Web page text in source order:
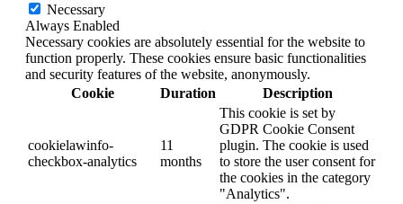
Necessary
Always Enabled
Necessary cookies are absolutely essential for the website to
function properly. These cookies ensure basic functionalities
and security features of the website, anonymously.
Cookie
Duration Description
cookielawinfo-
checkbox-analytics
11
months
This cookie is set by
GDPR Cookie Consent
plugin. The cookie is used
to store the user consent for
the cookies in the category
"Analytics".